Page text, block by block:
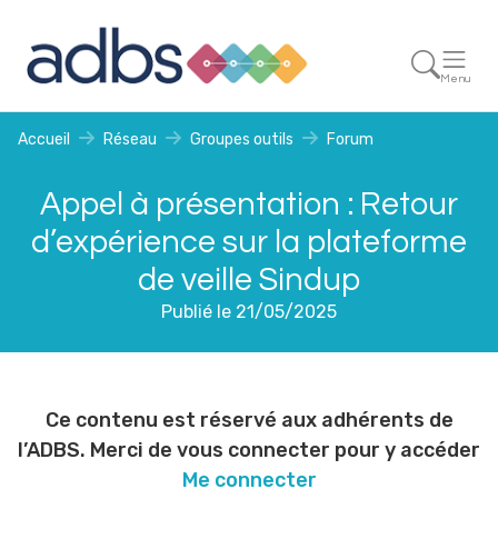
Menu
Accueil Réseau Groupes outils Forum
Appel à présentation : Retour
d’expérience sur la plateforme
de veille Sindup
Publié le 21/05/2025
Ce contenu est réservé aux adhérents de
l’ADBS. Merci de vous connecter pour y accéder
Me connecter